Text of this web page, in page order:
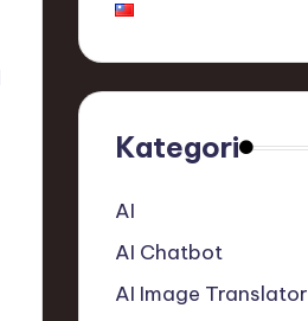
Kategori
AI
AI Chatbot
AI Image Translator